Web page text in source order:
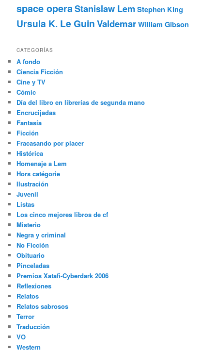
space operaStanislaw Lem Stephen King
Ursula K. Le GuinValdemarWilliam Gibson
CATEGORÍAS
A fondo
Ciencia Ficción
Cine y TV
Cómic
Día del libro en librerías de segunda mano
Encrucijadas
Fantasía
Ficción
Fracasando por placer
Histórica
Homenaje a Lem
Hors catégorie
Ilustración
Juvenil
Listas
Los cinco mejores libros de cf
Misterio
Negra y criminal
No Ficción
Obituario
Pinceladas
Premios Xatafi-Cyberdark 2006
Reflexiones
Relatos
Relatos sabrosos
Terror
Traducción
VO
Western